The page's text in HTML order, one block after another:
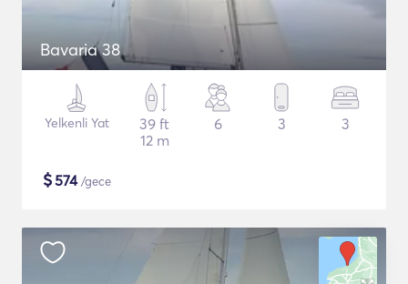
Bavaria 38
Yelkenli Yat
39 ft
12 m
6 3 3
$574/gece